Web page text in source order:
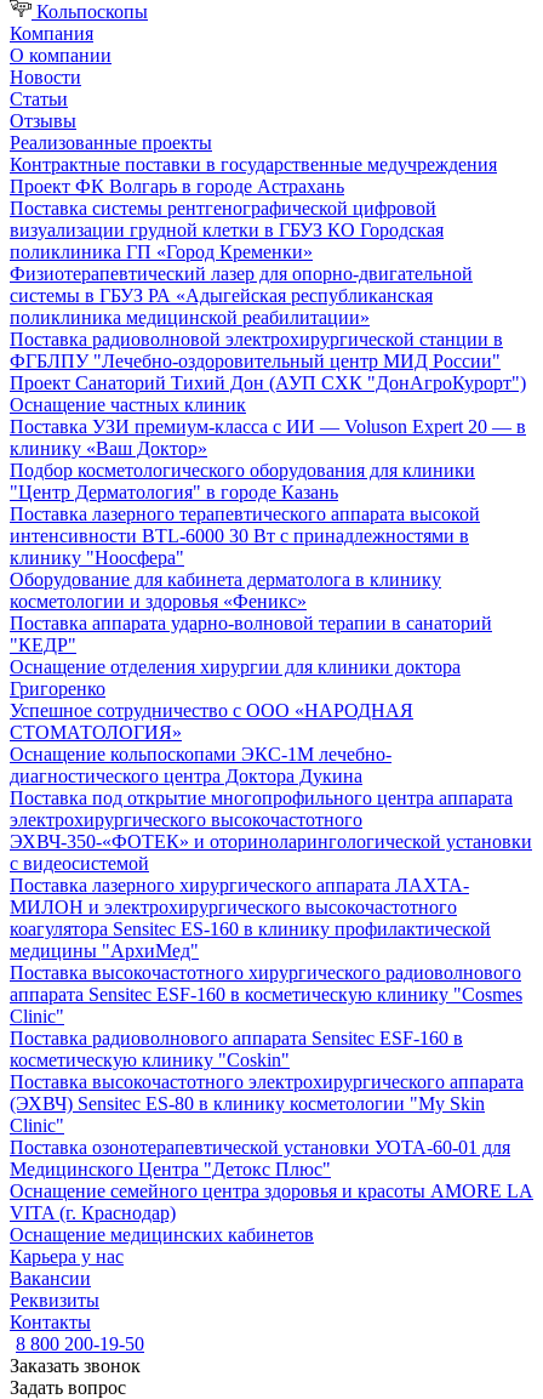
Кольпоскопы
Компания
О компании
Новости
Статьи
Отзывы
Реализованные проекты
Контрактные поставки в государственные медучреждения
Проект ФК Волгарь в городе Астрахань
Поставка системы рентгенографической цифровой
визуализации грудной клетки в ГБУЗ КО Городская
поликлиника ГП «Город Кременки»
Физиотерапевтический лазер для опорно-двигательной
системы в ГБУЗ РА «Адыгейская республиканская
поликлиника медицинской реабилитации»
Поставка радиоволновой электрохирургической станции в
ФГБЛПУ "Лечебно-оздоровительный центр МИД России"
Проект Санаторий Тихий Дон (АУП СХК "ДонАгроКурорт")
Оснащение частных клиник
Поставка УЗИ премиум-класса с ИИ — Voluson Expert 20 — в
клинику «Ваш Доктор»
Подбор косметологического оборудования для клиники
"Центр Дерматология" в городе Казань
Поставка лазерного терапевтического аппарата высокой
интенсивности BTL-6000 30 Вт с принадлежностями в
клинику "Ноосфера"
Оборудование для кабинета дерматолога в клинику
косметологии и здоровья «Феникс»
Поставка аппарата ударно-волновой терапии в санаторий
"КЕДР"
Оснащение отделения хирургии для клиники доктора
Григоренко
Успешное сотрудничество с ООО «НАРОДНАЯ
СТОМАТОЛОГИЯ»
Оснащение кольпоскопами ЭКС-1М лечебно-
диагностического центра Доктора Дукина
Поставка под открытие многопрофильного центра аппарата
электрохирургического высокочастотного
ЭХВЧ-350-«ФОТЕК» и оториноларингологической установки
с видеосистемой
Поставка лазерного хирургического аппарата ЛАХТА-
МИЛОН и электрохирургического высокочастотного
коагулятора Sensitec ES-160 в клинику профилактической
медицины "АрхиМед"
Поставка высокочастотного хирургического радиоволнового
аппарата Sensitec ESF-160 в косметическую клинику "Cosmes
Clinic"
Поставка радиоволнового аппарата Sensitec ESF-160 в
косметическую клинику "Coskin"
Поставка высокочастотного электрохирургического аппарата
(ЭХВЧ) Sensitec ES-80 в клинику косметологии "My Skin
Clinic"
Поставка озонотерапевтической установки УОТА-60-01 для
Медицинского Центра "Детокс Плюс"
Оснащение семейного центра здоровья и красоты AMORE LA
VITA (г. Краснодар)
Оснащение медицинских кабинетов
Карьера у нас
Вакансии
Реквизиты
Контакты
8 800 200-19-50
Заказать звонок
Задать вопрос